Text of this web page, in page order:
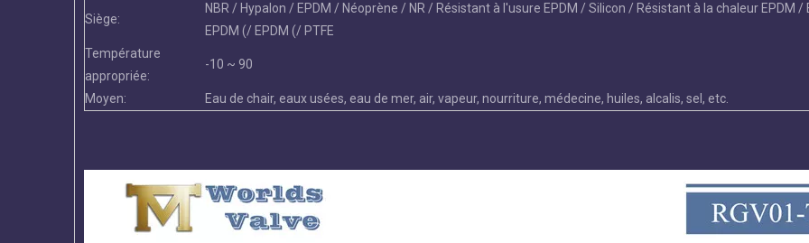
Siège:
NBR / Hypalon / EPDM / Néoprène / NR / Résistant à l'usure EPDM / Silicon / Résistant à la chaleur EPDM /
EPDM (/ EPDM (/ PTFE
Température
appropriée:
-10 ~ 90
Moyen: Eau de chair, eaux usées, eau de mer, air, vapeur, nourriture, médecine, huiles, alcalis, sel, etc.
entièrement